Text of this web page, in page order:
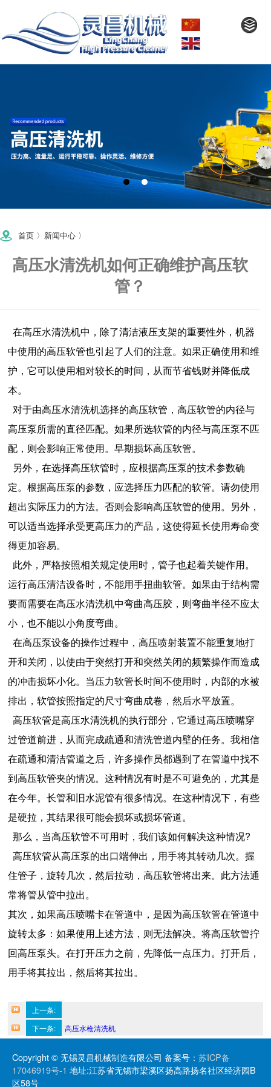
首页 〉 新闻中心 〉
高压水清洗机如何正确维护高压软
管？
在高压水清洗机中，除了清洁液压支架的重要性外，机器
中使用的高压软管也引起了人们的注意。如果正确使用和维
护，它可以使用相对较长的时间，从而节省钱财并降低成
本。
对于由高压水清洗机选择的高压软管，高压软管的内径与
高压泵所需的直径匹配。如果所选软管的内径与高压泵不匹
配，则会影响正常使用。早期损坏高压软管。
另外，在选择高压软管时，应根据高压泵的技术参数确
定。根据高压泵的参数，应选择压力匹配的软管。请勿使用
超出实际压力的方法。否则会影响高压软管的使用。另外，
可以适当选择承受更高压力的产品，这使得延长使用寿命变
得更加容易。
此外，严格按照相关规定使用时，管子也起着关键作用。
运行高压清洁设备时，不能用手扭曲软管。如果由于结构需
要而需要在高压水清洗机中弯曲高压胶，则弯曲半径不应太
小，也不能以小角度弯曲。
在高压泵设备的操作过程中，高压喷射装置不能重复地打
开和关闭，以使由于突然打开和突然关闭的频繁操作而造成
的冲击损坏小化。当压力软管长时间不使用时，内部的水被
排出，软管按照指定的尺寸弯曲成卷，然后水平放置。
高压软管是高压水清洗机的执行部分，它通过高压喷嘴穿
过管道前进，从而完成疏通和清洗管道内壁的任务。我相信
在疏通和清洁管道之后，许多操作员都遇到了在管道中找不
到高压软管夹的情况。这种情况有时是不可避免的，尤其是
在今年。长管和旧水泥管有很多情况。在这种情况下，有些
是硬拉，其结果很可能会损坏或损坏管道。
那么，当高压软管不可用时，我们该如何解决这种情况?
高压软管从高压泵的出口端伸出，用手将其转动几次。握
住管子，旋转几次，然后拉动，高压软管将出来。此方法通
常将管从管中拉出。
其次，如果高压喷嘴卡在管道中，是因为高压软管在管道中
旋转太多：如果使用上述方法，则无法解决。将高压软管拧
回高压泵头。在打开压力之前，先降低一点压力。打开后，
用手将其拉出，然后将其拉出。
上一条:
简述油罐全自动高压清洗设备在石油化工行业的应用
下一条: 高压水枪清洗机
Copyright © 无锡灵昌机械制造有限公司 备案号： 苏ICP备
17046919号-1 地址:江苏省无锡市梁溪区扬高路扬名社区经济园B
区58号